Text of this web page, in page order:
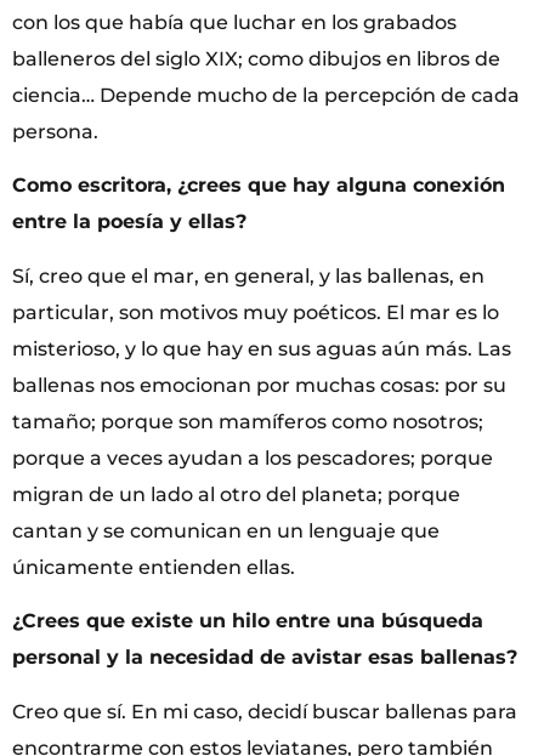
con los que había que luchar en los grabados
balleneros del siglo XIX; como dibujos en libros de
ciencia… Depende mucho de la percepción de cada
persona.
Como escritora, ¿crees que hay alguna conexión
entre la poesía y ellas?
Sí, creo que el mar, en general, y las ballenas, en
particular, son motivos muy poéticos. El mar es lo
misterioso, y lo que hay en sus aguas aún más. Las
ballenas nos emocionan por muchas cosas: por su
tamaño; porque son mamíferos como nosotros;
porque a veces ayudan a los pescadores; porque
migran de un lado al otro del planeta; porque
cantan y se comunican en un lenguaje que
únicamente entienden ellas.
¿Crees que existe un hilo entre una búsqueda
personal y la necesidad de avistar esas ballenas?
Creo que sí. En mi caso, decidí buscar ballenas para
encontrarme con estos leviatanes, pero también